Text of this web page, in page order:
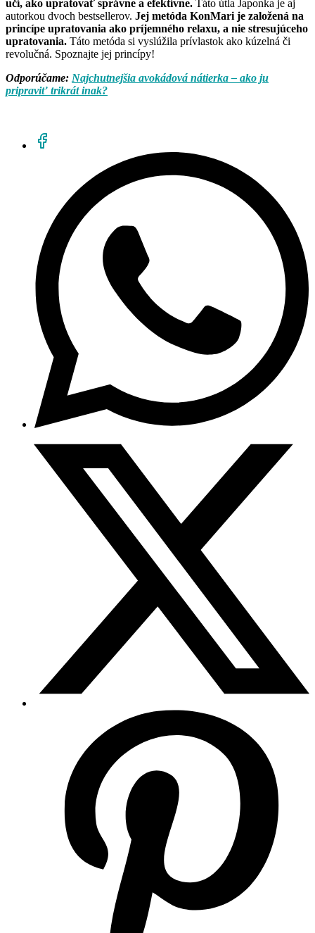
učí, ako upratovať správne a efektívne. Táto útla Japonka je aj
autorkou dvoch bestsellerov. Jej metóda KonMari je založená na
princípe upratovania ako príjemného relaxu, a nie stresujúceho
upratovania. Táto metóda si vyslúžila prívlastok ako kúzelná či
revolučná. Spoznajte jej princípy!
Odporúčame: Najchutnejšia avokádová nátierka – ako ju
pripraviť trikrát inak?